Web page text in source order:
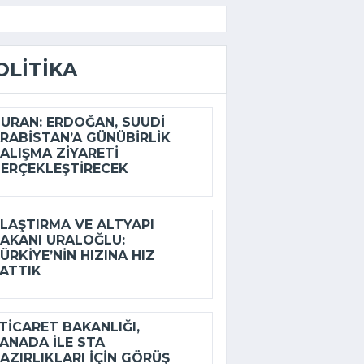
ERDOĞAN, SUUDI
GÜNÜBIRLIK
ZIYARETI
VE ALTYAPI
URALOĞLU:
HIZINA HIZ
BAKANLIĞI,
ILE STA
IÇIN GÖRÜŞ